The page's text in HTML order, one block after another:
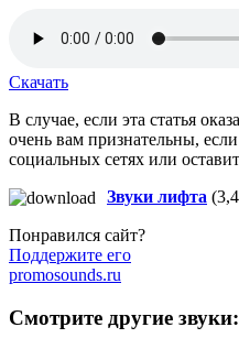
Скачать
В случае, если эта статья
очень вам признательны,
социальных сетях или
Звуки лифта
Понравился сайт?
Поддержите его
promosounds.ru
Смотрите другие звуки: